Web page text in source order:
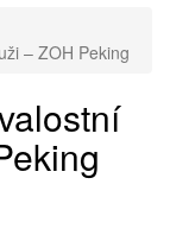
– ZOH Peking